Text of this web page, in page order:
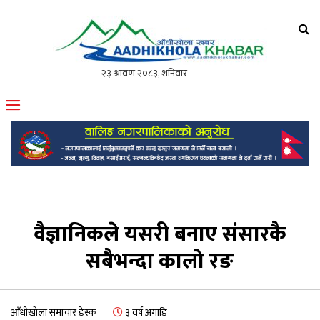
मोफसलकै लोकप्रिय अनलाइन पत्रिका
वैज्ञानिकले यसरी बनाए संसारकै
सबैभन्दा कालो रङ
आँधीखोला समाचार डेस्क ३ वर्ष अगाडि